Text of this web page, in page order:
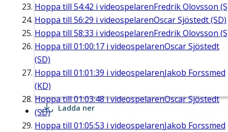
Hoppa till 54:42 i videospelarenFredrik Olovsson
Hoppa till 56:29 i videospelarenOscar Sjöstedt (SD)
Hoppa till 58:33 i videospelarenFredrik Olovsson
Hoppa till 01:00:17 i videospelarenOscar Sjöstedt
(SD)
Hoppa till 01:01:39 i videospelarenJakob Forssmed
(KD)
Hoppa till01:03:48i videospelarenOscar Sjöstedt
(SD)
Hoppa till 01:05:53 i videospelarenJakob Forssmed
Ladda ner